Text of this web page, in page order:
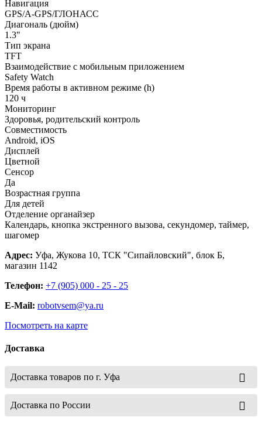
Навигация
GPS/A-GPS/ГЛОНАСС
Диагональ (дюйм)
1.3"
Тип экрана
TFT
Взаимодействие с мобильным приложением
Safety Watch
Время работы в активном режиме (h)
120 ч
Мониторинг
Здоровья, родительский контроль
Совместимость
Android, iOS
Дисплей
Цветной
Сенсор
Да
Возрастная группа
Для детей
Отделение органайзер
Календарь, кнопка экстренного вызова, секундомер, таймер,
шагомер
Адрес: Уфа, Жукова 10, ТСК "Сипайловский", блок Б,
магазин 1142
Телефон: +7 (905) 000 - 25 - 25
E-Mail: robotvsem@ya.ru
Посмотреть на карте
Доставка
Доставка товаров по г. Уфа
Доставка по России